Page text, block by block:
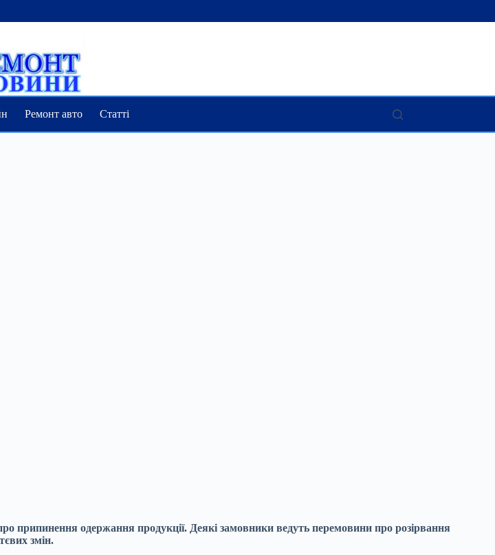
Ремонт авто Статті
припинення одержання продукції. Деякі замовники ведуть перемовини про розірвання
змін.